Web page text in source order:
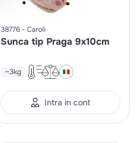
38776 Caroli
Sunca tip Praga 9x10cm
~3kg
Intra in cont